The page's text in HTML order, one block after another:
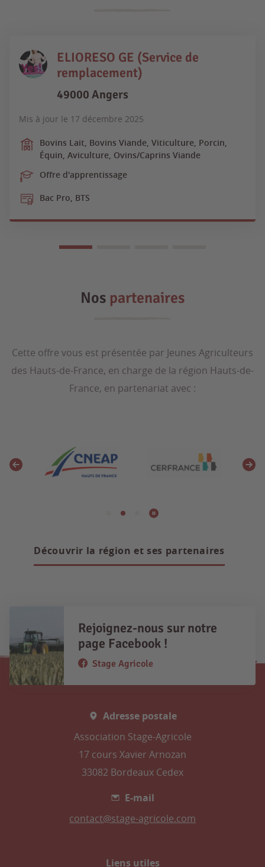
ELIORESO GE (Service de
remplacement)
49000 Angers
Mis à jour le 17 décembre 2025
Bovins Lait, Bovins Viande, Viticulture, Porcin,
Équin, Aviculture, Ovins/Caprins Viande
Offre d'apprentissage
Bac Pro, BTS
Nos partenaires
Cette offre vous est présentée par Jeunes Agriculteurs
des Hauts-de-France, en charge de la région Hauts-de-
France, en partenariat avec :
Découvrir la région et ses partenaires
Rejoignez-nous sur notre
page Facebook !
Stage Agricole
Adresse postale
Association Stage-Agricole
17 cours Xavier Arnozan
33082 Bordeaux Cedex
E-mail
contact@stage-agricole.com
Liens utiles